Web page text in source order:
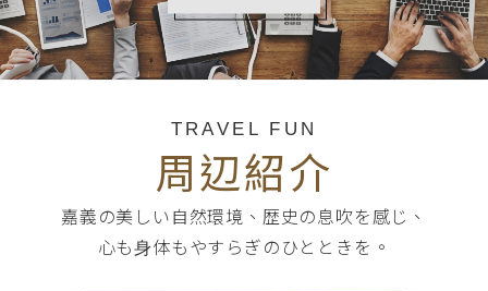
TRAVEL FUN
周辺紹介
嘉義の美しい⾃然環境、歴史の息吹を感じ、
⼼も⾝体もやすらぎのひとときを。